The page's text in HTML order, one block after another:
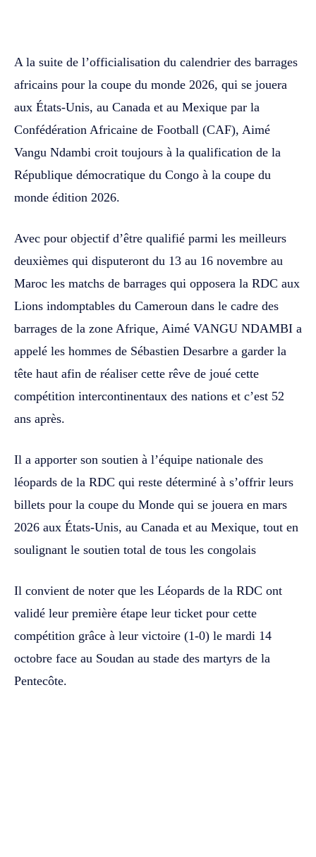
A la suite de l’officialisation du calendrier des barrages
africains pour la coupe du monde 2026, qui se jouera
aux États-Unis, au Canada et au Mexique par la
Confédération Africaine de Football (CAF), Aimé
Vangu Ndambi croit toujours à la qualification de la
République démocratique du Congo à la coupe du
monde édition 2026.
Avec pour objectif d’être qualifié parmi les meilleurs
deuxièmes qui disputeront du 13 au 16 novembre au
Maroc les matchs de barrages qui opposera la RDC aux
Lions indomptables du Cameroun dans le cadre des
barrages de la zone Afrique, Aimé VANGU NDAMBI a
appelé les hommes de Sébastien Desarbre a garder la
tête haut afin de réaliser cette rêve de joué cette
compétition intercontinentaux des nations et c’est 52
ans après.
Il a apporter son soutien à l’équipe nationale des
léopards de la RDC qui reste déterminé à s’offrir leurs
billets pour la coupe du Monde qui se jouera en mars
2026 aux États-Unis, au Canada et au Mexique, tout en
soulignant le soutien total de tous les congolais
Il convient de noter que les Léopards de la RDC ont
validé leur première étape leur ticket pour cette
compétition grâce à leur victoire (1-0) le mardi 14
octobre face au Soudan au stade des martyrs de la
Pentecôte.